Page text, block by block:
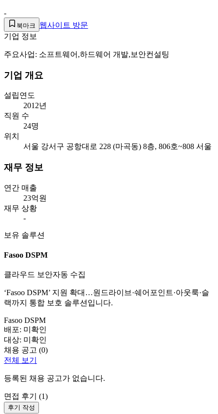
-
북마크
웹사이트 방문
기업 정보
주요사업: 소프트웨어,하드웨어 개발,보안컨설팅
기업 개요
설립연도
2012년
직원 수
24명
위치
서울 강서구 공항대로 228 (마곡동) 8층, 806호~808 서울
재무 정보
연간 매출
23억원
재무 상황
-
보유 솔루션
Fasoo DSPM
클라우드 보안자동 수집
‘Fasoo DSPM’ 지원 확대…원드라이브·쉐어포인트·아웃룩·슬
랙까지 통합 보호 솔루션입니다.
Fasoo DSPM
배포: 미확인
대상: 미확인
채용 공고 (0)
전체 보기
등록된 채용 공고가 없습니다.
면접 후기 (1)
후기 작성